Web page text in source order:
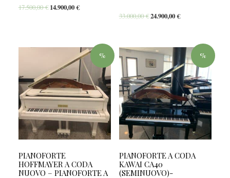
17.500,00€ 14.900,00€
33.000,00€24.900,00€
%
PIANOFORTE
HOFFMAYER A CODA
NUOVO – PIANOFORTE A
%
PIANOFORTE A CODA
KAWAI CA40
(SEMINUOVO)-